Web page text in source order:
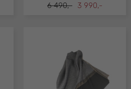
6 490,-
3 990,-